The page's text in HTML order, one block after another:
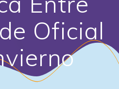
Oficial